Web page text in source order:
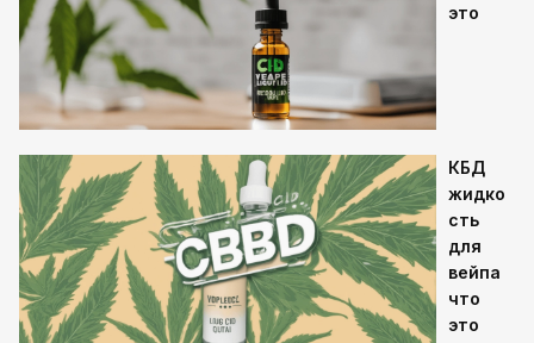
это
КБД
жидко
сть
для
вейпа
что
это